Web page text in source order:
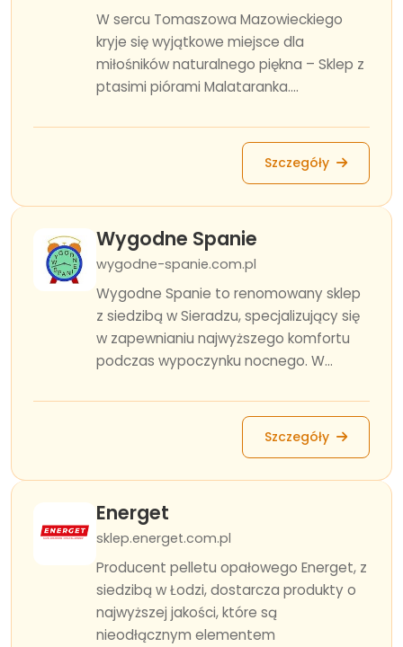
W sercu Tomaszowa Mazowieckiego
kryje się wyjątkowe miejsce dla
miłośników naturalnego piękna – Sklep z
ptasimi piórami Malataranka....
Szczegóły
Wygodne Spanie
wygodne-spanie.com.pl
Wygodne Spanie to renomowany sklep
z siedzibą w Sieradzu, specjalizujący się
w zapewnianiu najwyższego komfortu
podczas wypoczynku nocnego. W...
Szczegóły
Energet
sklep.energet.com.pl
Producent pelletu opałowego Energet, z
siedzibą w Łodzi, dostarcza produkty o
najwyższej jakości, które są
nieodłącznym elementem